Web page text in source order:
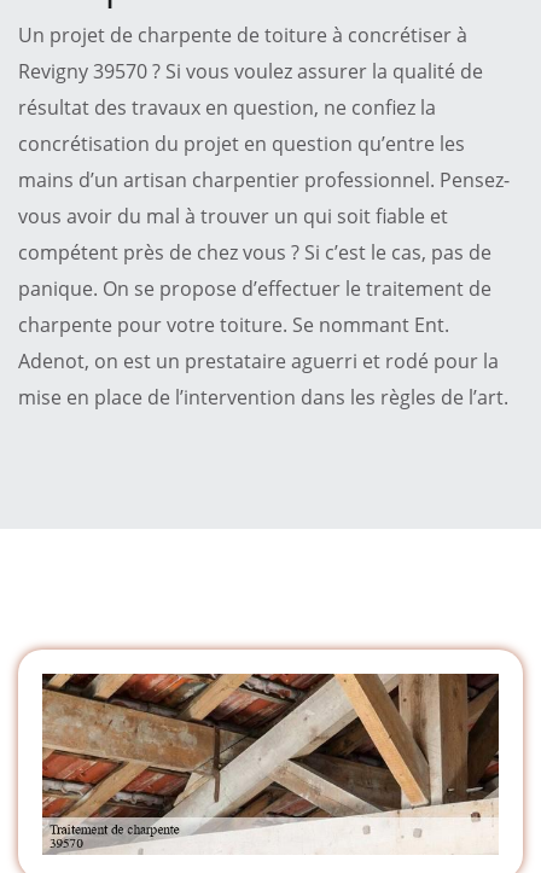
Un projet de charpente de toiture à concrétiser à
Revigny 39570 ? Si vous voulez assurer la qualité de
résultat des travaux en question, ne confiez la
concrétisation du projet en question qu’entre les
mains d’un artisan charpentier professionnel. Pensez-
vous avoir du mal à trouver un qui soit fiable et
compétent près de chez vous ? Si c’est le cas, pas de
panique. On se propose d’effectuer le traitement de
charpente pour votre toiture. Se nommant Ent.
Adenot, on est un prestataire aguerri et rodé pour la
mise en place de l’intervention dans les règles de l’art.